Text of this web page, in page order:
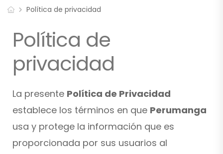
Política de privacidad
Política de
privacidad
La presente Política de Privacidad
establece los términos en que Perumanga
usa y protege la información que es
proporcionada por sus usuarios al